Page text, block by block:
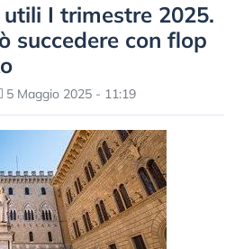
I trimestre 2025.
succedere con flop
5 Maggio 2025 - 11:19